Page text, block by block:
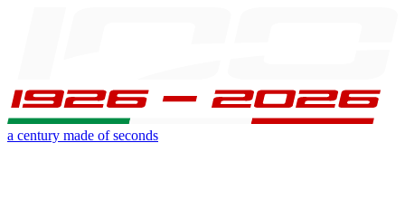
a century made of seconds